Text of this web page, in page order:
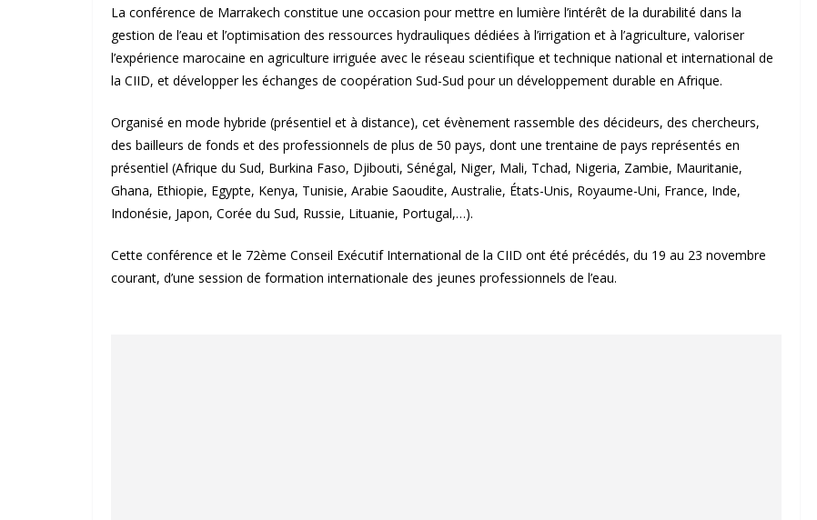
La conférence de Marrakech constitue une occasion pour mettre en lumière l’intérêt de la durabilité dans la
gestion de l’eau et l’optimisation des ressources hydrauliques dédiées à l’irrigation et à l’agriculture, valoriser
l’expérience marocaine en agriculture irriguée avec le réseau scientifique et technique national et international de
la CIID, et développer les échanges de coopération Sud-Sud pour un développement durable en Afrique.
Organisé en mode hybride (présentiel et à distance), cet évènement rassemble des décideurs, des chercheurs,
des bailleurs de fonds et des professionnels de plus de 50 pays, dont une trentaine de pays représentés en
présentiel (Afrique du Sud, Burkina Faso, Djibouti, Sénégal, Niger, Mali, Tchad, Nigeria, Zambie, Mauritanie,
Ghana, Ethiopie, Egypte, Kenya, Tunisie, Arabie Saoudite, Australie, États-Unis, Royaume-Uni, France, Inde,
Indonésie, Japon, Corée du Sud, Russie, Lituanie, Portugal,…).
Cette conférence et le 72ème Conseil Exécutif International de la CIID ont été précédés, du 19 au 23 novembre
courant, d’une session de formation internationale des jeunes professionnels de l’eau.